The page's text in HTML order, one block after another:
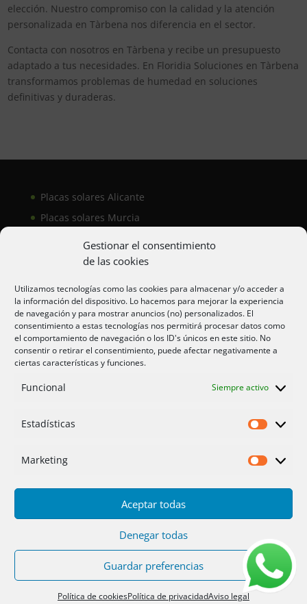
Gestionar el consentimiento
de las cookies
Utilizamos tecnologías como las cookies para almacenar y/o acceder a
la información del dispositivo. Lo hacemos para mejorar la experiencia
de navegación y para mostrar anuncios (no) personalizados. El
consentimiento a estas tecnologías nos permitirá procesar datos como
el comportamiento de navegación o los ID's únicos en este sitio. No
consentir o retirar el consentimiento, puede afectar negativamente a
ciertas características y funciones.
Funcional Siempre activo
Estadísticas
Marketing
Aceptar todas
Denegar todas
Guardar preferencias
Política de cookiesPolítica de privacidadAviso legal
elección. Nuestro compromiso con la calidad y la atención
personalizada en Tàrbena nos diferencia en el sector.
Contacta con nosotros en Tàrbena y recibe un presupuesto
adaptado a tus necesidades. En Floridia Soluciones en Tàrbena
transformamos problemas de humedad en soluciones
definitivas y duraderas.
Placas solares Alicante
Placas solares Murcia
Aire acondicionado Alicante
Aire acondicionador Murcia
Aire acondicionado San Juan
Privacidad
Servicios Fotos
Placas solares
Ofertas 2025/26 Contacto
DiseñoPC64| HostingDonCloud|Floridia
Soluciones